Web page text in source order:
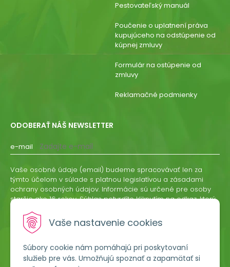
Vaše nastavenie cookies
Súbory cookie nám pomáhajú pri poskytovaní
služieb pre vás. Umožňujú spoznať a zapamätať si
Pestovateľský manuál
Poučenie o uplatnení práva
kupujúceho na odstúpenie od
kúpnej zmluvy
Formulár na ostúpenie od
zmluvy
Reklamačné podmienky
ODOBERAŤ NÁŠ NEWSLETTER
e-mail
ODOBERAŤ
Vaše osobné údaje (email) budeme spracovávať len za
týmto účelom v súlade s platnou legislatívou a zásadami
ochrany osobných údajov. Informácie sú určené pre osoby
staršie ako 16 rokov. Súhlas potvrdíte kliknutím na odkaz, ktorý
odvolať písomne, emailom alebo kliknutím na odkaz z
ktoréhokoľvek informačného emailu.